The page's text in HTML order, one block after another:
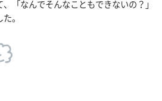
「なんでそんなこともできないの？」
。